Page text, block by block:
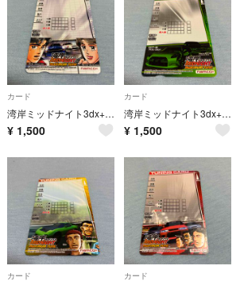
カード
湾岸ミッドナイト3dx+ 新品カード
¥ 1,500
カード
湾岸ミッドナイト3dx+ 新品カード
¥ 1,500
カード カード